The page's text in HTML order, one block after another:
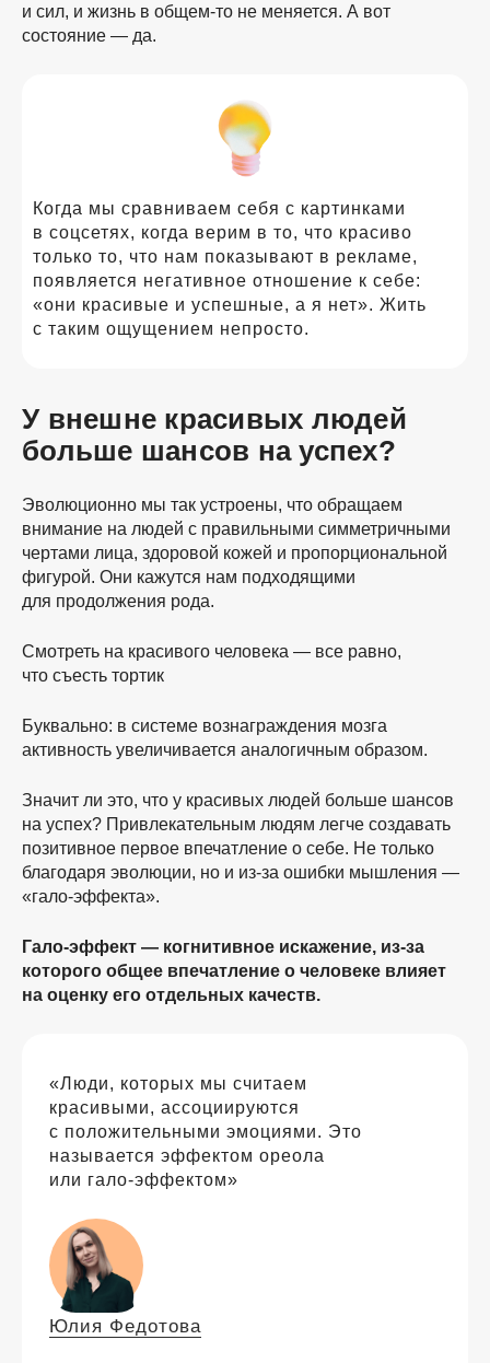
и сил, и жизнь в общем-то не меняется. А вот
состояние — да.
Когда мы сравниваем себя с картинками
в соцсетях, когда верим в то, что красиво
только то, что нам показывают в рекламе,
появляется негативное отношение к себе:
«они красивые и успешные, а я нет». Жить
с таким ощущением непросто.
У внешне красивых людей
больше шансов на успех?
Эволюционно мы так устроены, что обращаем
внимание на людей с правильными симметричными
чертами лица, здоровой кожей и пропорциональной
фигурой. Они кажутся нам подходящими
для продолжения рода.
Смотреть на красивого человека — все равно,
что съесть тортик
Буквально: в системе вознаграждения мозга
активность увеличивается аналогичным образом.
Значит ли это, что у красивых людей больше шансов
на успех? Привлекательным людям легче создавать
позитивное первое впечатление о себе. Не только
благодаря эволюции, но и из-за ошибки мышления —
«гало-эффекта».
Гало-эффект — когнитивное искажение, из-за
которого общее впечатление о человеке влияет
на оценку его отдельных качеств.
«Люди, которых мы считаем
красивыми, ассоциируются
с положительными эмоциями. Это
называется эффектом ореола
или гало-эффектом»
Юлия Федотова